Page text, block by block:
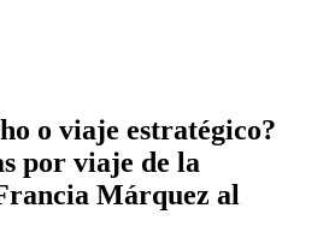
o viaje estratégico?
por viaje de la
Márquez al